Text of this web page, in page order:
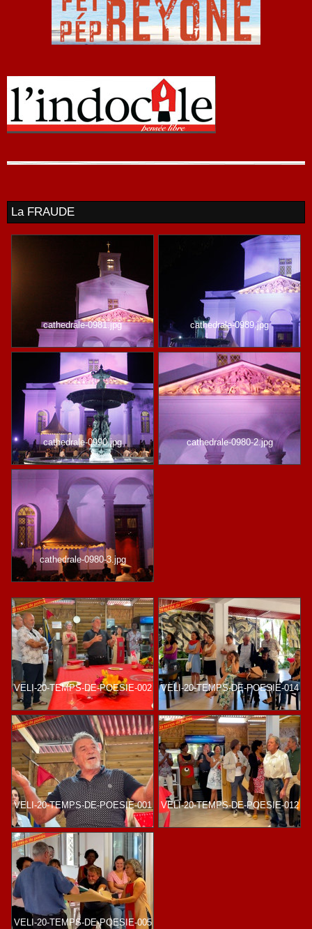
La FRAUDE
cathedrale-0981.jpg cathedrale-0989.jpg
cathedrale-0990.jpg cathedrale-0980-2.jpg
cathedrale-0980-3.jpg
VELI-20-TEMPS-DE-POESIE-002 VELI-20-TEMPS-DE-POESIE-014
VELI-20-TEMPS-DE-POESIE-001 VELI-20-TEMPS-DE-POESIE-012
VELI-20-TEMPS-DE-POESIE-005